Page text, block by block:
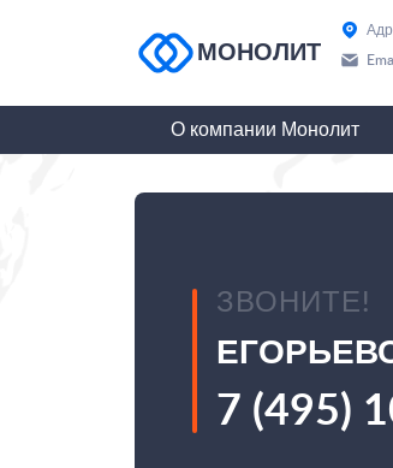
МОНОЛИТ
О компании Монолит
ЗВОНИТЕ!
7 (495)